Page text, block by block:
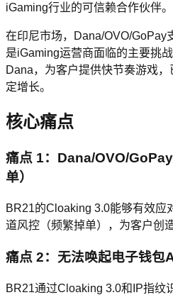
iGaming行业的可信赖合作伙伴。
在印尼市场，Dana/OVO/GoPay
是iGaming运营商面临的主要挑
Dana，为客户提供快节奏游戏
定增长。
核心痛点
痛点 1：Dana/OVO/
单）
BR21的Cloaking 3.0能够有效应
道风控（频繁掉单），为客户创
痛点 2：无法唤起电子钱包
BR21通过Cloaking 3.0和IP指纹